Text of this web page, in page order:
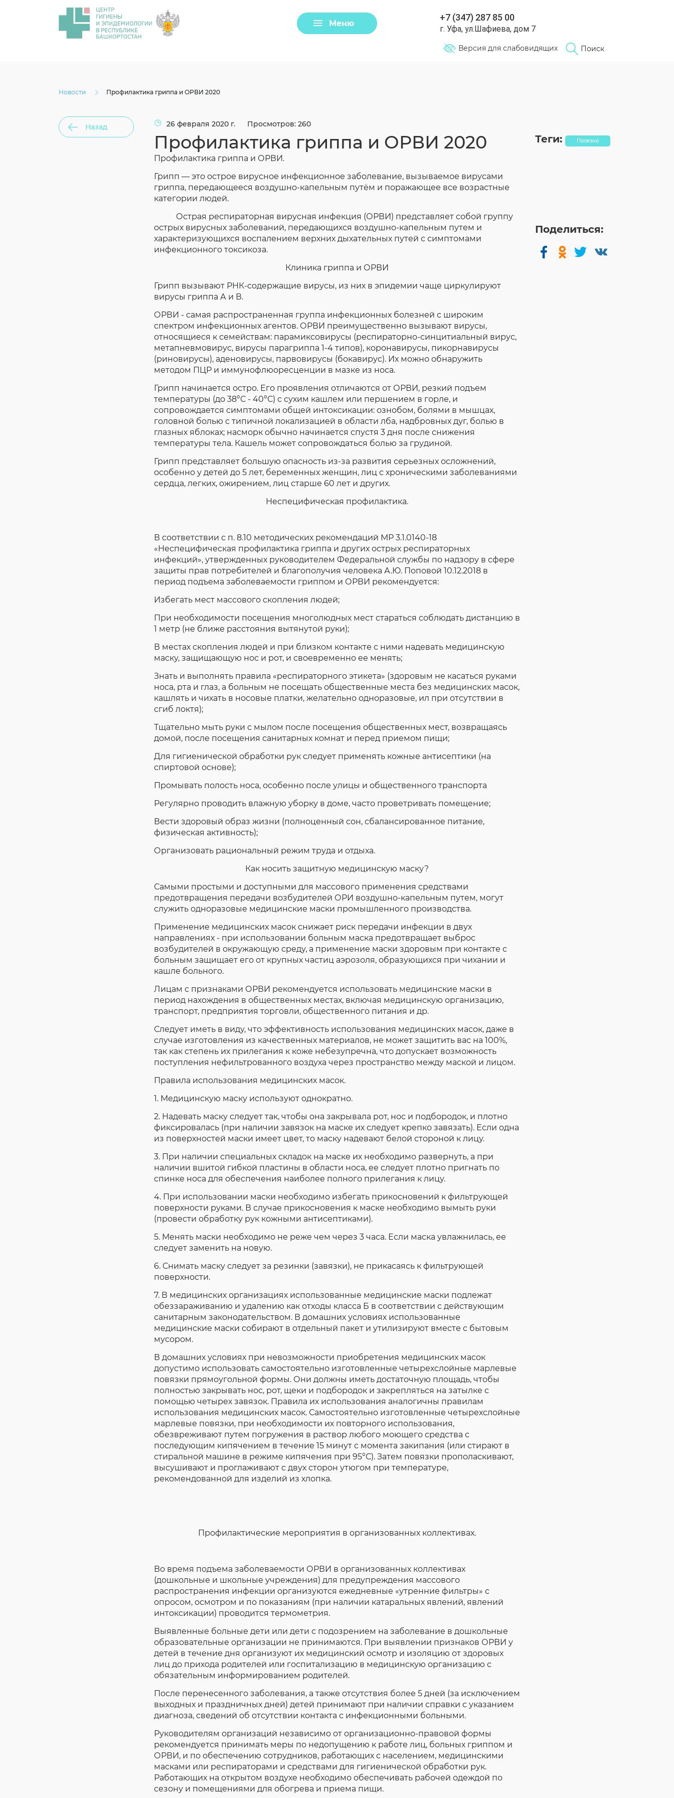
Меню
+7 (347) 287 85 00
г. Уфа, ул.Шафиева, дом 7
Поиск
Версия для слабовидящих
Новости Профилактика гриппа и ОРВИ 2020
Назад 26 февраля 2020 г. Просмотров: 260
Профилактика гриппа и ОРВИ 2020
Профилактика гриппа и ОРВИ.
Грипп — это острое вирусное инфекционное заболевание, вызываемое вирусами
гриппа, передающееся воздушно-капельным путём и поражающее все возрастные
категории людей.
Острая респираторная вирусная инфекция (ОРВИ) представляет собой группу
острых вирусных заболеваний, передающихся воздушно-капельным путем и
характеризующихся воспалением верхних дыхательных путей с симптомами
инфекционного токсикоза.
Клиника гриппа и ОРВИ
Грипп вызывают РНК-coдержащие вирусы, из них в эпидемии чаще циркулируют
вирусы гриппа А и В.
ОРВИ - самая распространенная группа инфекционных болезней с широким
спектром инфекционных агентов. ОРВИ преимущественно вызывают вирусы,
относящиеся к семействам: парамиксовирусы (респираторно-синцитиальный вирус,
метапневмовирус, вирусы парагриппа 1-4 типов), коронавирусы, пикорнавирусы
(риновирусы), аденовирусы, парвовирусы (бокавирус). Их можно обнаружить
методом ПЦР и иммунофлюоресценции в мазке из носа.
Грипп начинается остро. Его проявления отличаются от ОРВИ, резкий подъем
температуры (до 38°С - 40°С) с сухим кашлем или першением в горле, и
сопровождается симптомами общей интоксикации: ознобом, болями в мышцах,
головной болью с типичной локализацией в области лба, надбровных дуг, болью в
глазных яблоках; насморк обычно начинается спустя 3 дня после снижения
температуры тела. Кашель может сопровождаться болью за грудиной.
Грипп представляет большую опасность из-за развития серьезных осложнений,
особенно у детей до 5 лет, беременных женщин, лиц с хроническими заболеваниями
сердца, легких, ожирением, лиц старше 60 лет и других.
Неспецифическая профилактика.
В соответствии с п. 8.10 методических рекомендаций МР 3.1.0140-18
«Неспецифическая профилактика гриппа и других острых респираторных
инфекций», утвержденных руководителем Федеральной службы по надзору в сфере
защиты прав потребителей и благополучия человека А.Ю. Поповой 10.12.2018 в
период подъема заболеваемости гриппом и ОРВИ рекомендуется:
Избегать мест массового скопления людей;
При необходимости посещения многолюдных мест стараться соблюдать дистанцию в
1 метр (не ближе расстояния вытянутой руки);
В местах скопления людей и при близком контакте с ними надевать медицинскую
маску, защищающую нос и рот, и своевременно ее менять;
Знать и выполнять правила «респираторного этикета» (здоровым не касаться руками
носа, рта и глаз, а больным не посещать общественные места без медицинских масок,
кашлять и чихать в носовые платки, желательно одноразовые, ил при отсутствии в
сгиб локтя);
Тщательно мыть руки с мылом после посещения общественных мест, возвращаясь
домой, после посещения санитарных комнат и перед приемом пищи;
Для гигиенической обработки рук следует применять кожные антисептики (на
спиртовой основе);
Промывать полость носа, особенно после улицы и общественного транспорта
Регулярно проводить влажную уборку в доме, часто проветривать помещение;
Вести здоровый образ жизни (полноценный сон, сбалансированное питание,
физическая активность);
Организовать рациональный режим труда и отдыха.
Как носить защитную медицинскую маску?
Самыми простыми и доступными для массового применения средствами
предотвращения передачи возбудителей ОРИ воздушно-капельным путем, могут
служить одноразовые медицинские маски промышленного производства.
Применение медицинских масок снижает риск передачи инфекции в двух
направлениях - при использовании больным маска предотвращает выброс
возбудителей в окружающую среду, а применение маски здоровым при контакте с
больным защищает его от крупных частиц аэрозоля, образующихся при чихании и
кашле больного.
Лицам с признаками ОРВИ рекомендуется использовать медицинские маски в
период нахождения в общественных местах, включая медицинскую организацию,
транспорт, предприятия торговли, общественного питания и др.
Следует иметь в виду, что эффективность использования медицинских масок, даже в
случае изготовления из качественных материалов, не может защитить вас на 100%,
так как степень их прилегания к коже небезупречна, что допускает возможность
поступления нефильтрованного воздуха через пространство между маской и лицом.
Правила использования медицинских масок.
1. Медицинскую маску используют однократно.
2. Надевать маску следует так, чтобы она закрывала рот, нос и подбородок, и плотно
фиксировалась (при наличии завязок на маске их следует крепко завязать). Если одна
из поверхностей маски имеет цвет, то маску надевают белой стороной к лицу.
3. При наличии специальных складок на маске их необходимо развернуть, а при
наличии вшитой гибкой пластины в области носа, ее следует плотно пригнать по
спинке носа для обеспечения наиболее полного прилегания к лицу.
4. При использовании маски необходимо избегать прикосновений к фильтрующей
поверхности руками. В случае прикосновения к маске необходимо вымыть руки
(провести обработку рук кожными антисептиками).
5. Менять маски необходимо не реже чем через 3 часа. Если маска увлажнилась, ее
следует заменить на новую.
6. Снимать маску следует за резинки (завязки), не прикасаясь к фильтрующей
поверхности.
7. В медицинских организациях использованные медицинские маски подлежат
обеззараживанию и удалению как отходы класса Б в соответствии с действующим
санитарным законодательством. В домашних условиях использованные
медицинские маски собирают в отдельный пакет и утилизируют вместе с бытовым
мусором.
В домашних условиях при невозможности приобретения медицинских масок
допустимо использовать самостоятельно изготовленные четырехслойные марлевые
повязки прямоугольной формы. Они должны иметь достаточную площадь, чтобы
полностью закрывать нос, рот, щеки и подбородок и закрепляться на затылке с
помощью четырех завязок. Правила их использования аналогичны правилам
использования медицинских масок. Самостоятельно изготовленные четырехслойные
марлевые повязки, при необходимости их повторного использования,
обезвреживают путем погружения в раствор любого моющего средства с
последующим кипячением в течение 15 минут с момента закипания (или стирают в
стиральной машине в режиме кипячения при 95°С). Затем повязки прополаскивают,
высушивают и проглаживают с двух сторон утюгом при температуре,
рекомендованной для изделий из хлопка.
Профилактические мероприятия в организованных коллективах.
Во время подъема заболеваемости ОРВИ в организованных коллективах
(дошкольные и школьные учреждения) для предупреждения массового
распространения инфекции организуются ежедневные «утренние фильтры» с
опросом, осмотром и по показаниям (при наличии катаральных явлений, явлений
интоксикации) проводится термометрия.
Выявленные больные дети или дети с подозрением на заболевание в дошкольные
образовательные организации не принимаются. При выявлении признаков ОРВИ у
детей в течение дня организуют их медицинский осмотр и изоляцию от здоровых
лиц до прихода родителей или госпитализацию в медицинскую организацию с
обязательным информированием родителей.
После перенесенного заболевания, а также отсутствия более 5 дней (за исключением
выходных и праздничных дней) детей принимают при наличии справки с указанием
диагноза, сведений об отсутствии контакта с инфекционными больными.
Руководителям организаций независимо от организационно-правовой формы
рекомендуется принимать меры по недопущению к работе лиц, больных гриппом и
ОРВИ, и по обеспечению сотрудников, работающих с населением, медицинскими
масками или респираторами и средствами для гигиенической обработки рук.
Работающих на открытом воздухе необходимо обеспечивать рабочей одеждой по
сезону и помещениями для обогрева и приема пищи.
Теги: Полезно
Поделиться:
Задать вопрос
Согласие на обработку личных данных
Введите слово с картинки